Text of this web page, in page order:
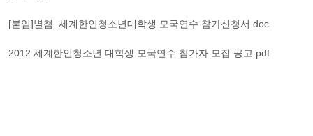
[붙임]별첨_세계한인청소년대학생 모국연수 참가신청서.doc
2012 세계한인청소년.대학생 모국연수 참가자 모집 공고.pdf